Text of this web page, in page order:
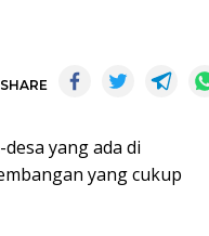
SHARE
yang ada di
yang cukup